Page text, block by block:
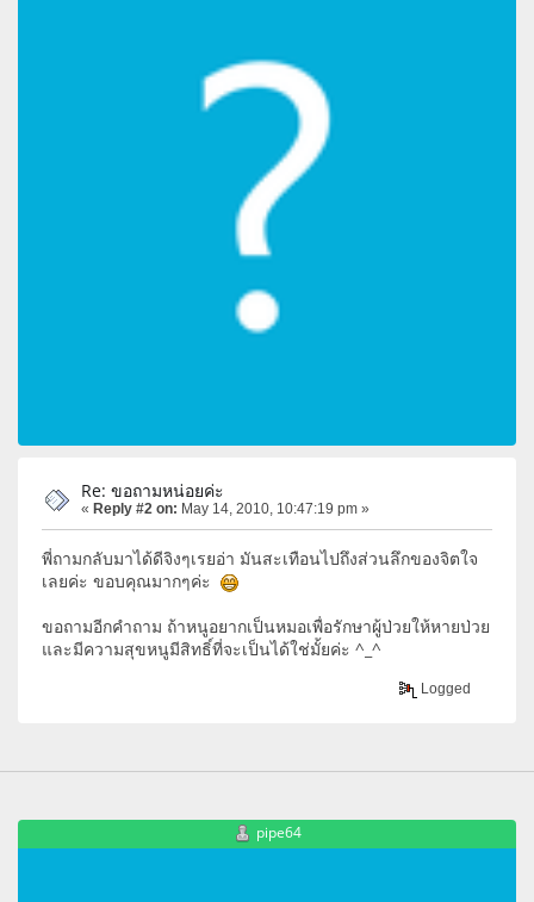
Re: ขอถามหน่อยค่ะ
« Reply #2 on: May 14, 2010, 10:47:19 pm »
พี่ถามกลับมาได้ดีจิงๆเรยอ่า มันสะเทือนไปถึงส่วนลึกของจิตใจ
เลยค่ะ ขอบคุณมากๆค่ะ
ขอถามอีกคำถาม ถ้าหนูอยากเป็นหมอเพื่อรักษาผู้ป่วยให้หายป่วย
และมีความสุขหนูมีสิทธิ์ที่จะเป็นได้ใช่มั้ยค่ะ ^_^
Logged
pipe64